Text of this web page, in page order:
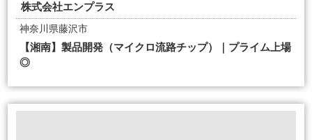
株式会社エンプラス
神奈川県藤沢市
【湘南】製品開発（マイクロ流路チップ）｜プライム上場
◎